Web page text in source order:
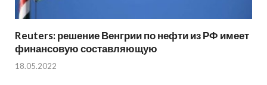
Reuters: решение Венгрии по нефти из РФ имеет
финансовую составляющую
18.05.2022